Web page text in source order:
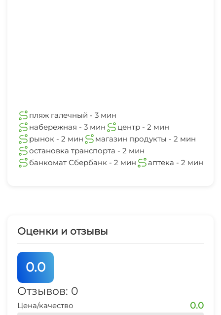
пляж галечный - 3 мин
набережная - 3 мин
центр - 2 мин
рынок - 2 мин
магазин продукты - 2 мин
остановка транспорта - 2 мин
банкомат Сбербанк - 2 мин
аптека - 2 мин
Оценки и отзывы
0.0
Отзывов: 0
Цена/качество 0.0